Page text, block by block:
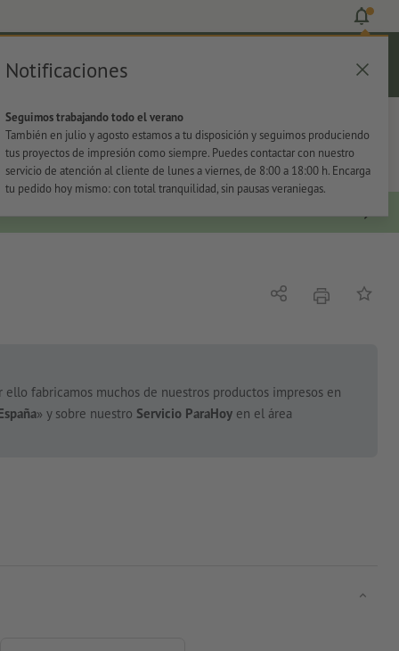
Notificaciones
Seguimos trabajando todo el verano
También en julio y agosto estamos a tu disposición y seguimos produciendo
tus proyectos de impresión como siempre. Puedes contactar con nuestro
servicio de atención al cliente de lunes a viernes, de 8:00 a 18:00 h. Encarga
tu pedido hoy mismo: con total tranquilidad, sin pausas veraniegas.
Cesta
Oficina Adhesivos
fabricamos muchos de nuestros productos impresos en
» y sobre nuestro Servicio ParaHoy en el área
CompartirimprimirAñadir